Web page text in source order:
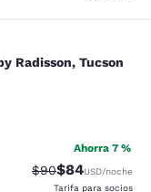
Radisson,
Radisson, Tucson
Excepcional. 445
Ahorra 7 %
Precio tachado:
$90Precio con
$84USD/noche
Tarifa para socios